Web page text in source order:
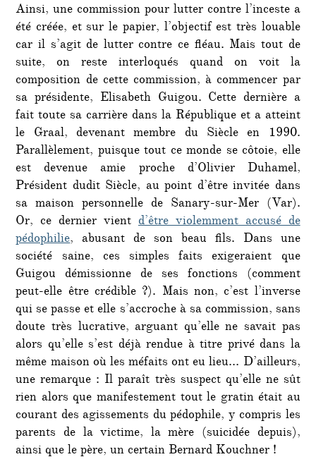
Ainsi, une commission pour lutter contre l’inceste a
été créée, et sur le papier, l’objectif est très louable
car il s’agit de lutter contre ce fléau. Mais tout de
suite, on reste interloqués quand on voit la
composition de cette commission, à commencer par
sa présidente, Elisabeth Guigou. Cette dernière a
fait toute sa carrière dans la République et a atteint
le Graal, devenant membre du Siècle en 1990.
Parallèlement, puisque tout ce monde se côtoie, elle
est devenue amie proche d’Olivier Duhamel,
Président dudit Siècle, au point d’être invitée dans
sa maison personnelle de Sanary-sur-Mer (Var).
Or, ce dernier vient d’être violemment accusé de
pédophilie, abusant de son beau fils. Dans une
société saine, ces simples faits exigeraient que
Guigou démissionne de ses fonctions (comment
peut-elle être crédible ?). Mais non, c’est l’inverse
qui se passe et elle s’accroche à sa commission, sans
doute très lucrative, arguant qu’elle ne savait pas
alors qu’elle s’est déjà rendue à titre privé dans la
même maison où les méfaits ont eu lieu… D’ailleurs,
une remarque : Il paraît très suspect qu’elle ne sût
rien alors que manifestement tout le gratin était au
courant des agissements du pédophile, y compris les
parents de la victime, la mère (suicidée depuis),
ainsi que le père, un certain Bernard Kouchner !